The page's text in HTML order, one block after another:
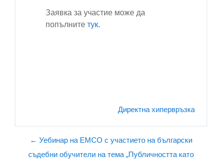
Заявка за участие може да
попълните тук.
Директна хипервръзка
← Уебинар на ЕМСО с участието на български
съдебни обучители на тема „Публичността като